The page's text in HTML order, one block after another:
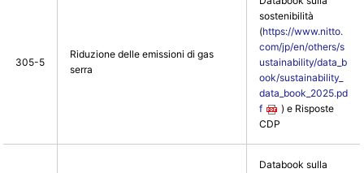
305-5
Riduzione delle emissioni di gas
serra
sostenibilità
(https://www.nitto.
com/jp/en/others/s
ustainability/data_b
ook/sustainability_
data_book_2025.pd
f
) e Risposte
CDP
Databook sulla